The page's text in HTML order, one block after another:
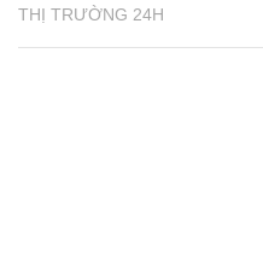
THỊ TRƯỜNG 24H